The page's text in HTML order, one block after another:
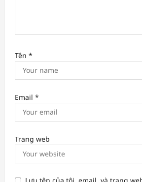
Tên *
Email *
Trang web
Lưu tên của tôi, email, và trang